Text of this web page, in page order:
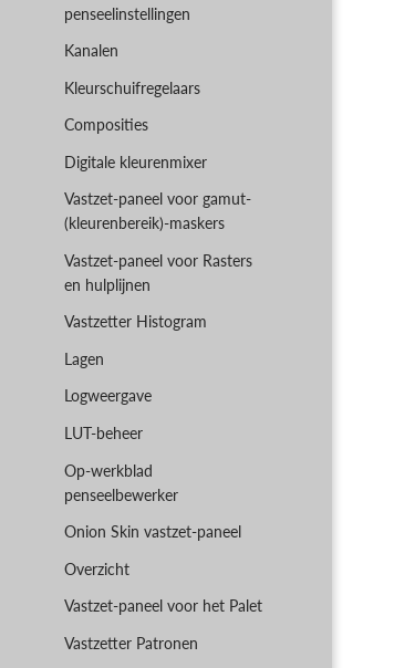
penseelinstellingen
Kanalen
Kleurschuifregelaars
Composities
Digitale kleurenmixer
Vastzet-paneel voor gamut-
(kleurenbereik)-maskers
Vastzet-paneel voor Rasters
en hulplijnen
Vastzetter Histogram
Lagen
Logweergave
LUT-beheer
Op-werkblad
penseelbewerker
Onion Skin vastzet-paneel
Overzicht
Vastzet-paneel voor het Palet
Vastzetter Patronen